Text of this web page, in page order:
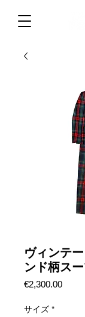
ヴィンテ
ンド柄ス
€2,300.00価
サイズ *